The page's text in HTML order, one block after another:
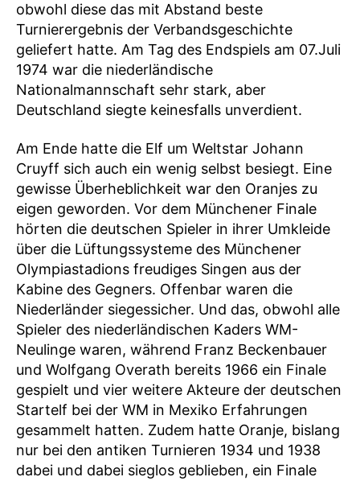
obwohl diese das mit Abstand beste
Turnierergebnis der Verbandsgeschichte
geliefert hatte. Am Tag des Endspiels am 07.Juli
1974 war die niederländische
Nationalmannschaft sehr stark, aber
Deutschland siegte keinesfalls unverdient.
Am Ende hatte die Elf um Weltstar Johann
Cruyff sich auch ein wenig selbst besiegt. Eine
gewisse Überheblichkeit war den Oranjes zu
eigen geworden. Vor dem Münchener Finale
hörten die deutschen Spieler in ihrer Umkleide
über die Lüftungssysteme des Münchener
Olympiastadions freudiges Singen aus der
Kabine des Gegners. Offenbar waren die
Niederländer siegessicher. Und das, obwohl alle
Spieler des niederländischen Kaders WM-
Neulinge waren, während Franz Beckenbauer
und Wolfgang Overath bereits 1966 ein Finale
gespielt und vier weitere Akteure der deutschen
Startelf bei der WM in Mexiko Erfahrungen
gesammelt hatten. Zudem hatte Oranje, bislang
nur bei den antiken Turnieren 1934 und 1938
dabei und dabei sieglos geblieben, ein Finale